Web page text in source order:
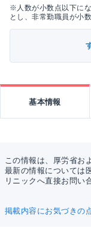
※人数が小数点以下に
とし、非常勤職員が小
基本情報
この情報は、厚労省お
最新の情報については
リニックへ直接お問い
掲載内容にお気づきの